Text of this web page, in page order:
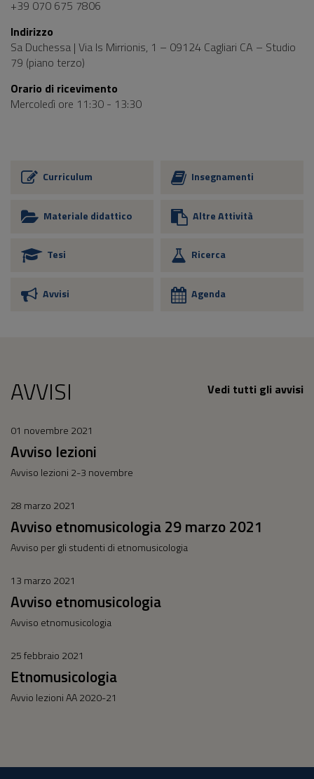
+39 070 675 7806
Indirizzo
Sa Duchessa | Via Is Mirrionis, 1 – 09124 Cagliari CA – Studio
79 (piano terzo)
Orario di ricevimento
Mercoledì ore 11:30 - 13:30
Curriculum Insegnamenti
Materiale didattico Altre Attività
Tesi Ricerca
Avvisi Agenda
AVVISI Vedi tutti gli avvisi
01 novembre 2021
Avviso lezioni
Avviso lezioni 2-3 novembre
28 marzo 2021
Avviso etnomusicologia 29 marzo 2021
Avviso per gli studenti di etnomusicologia
13 marzo 2021
Avviso etnomusicologia
Avviso etnomusicologia
25 febbraio 2021
Etnomusicologia
Avvio lezioni AA 2020-21